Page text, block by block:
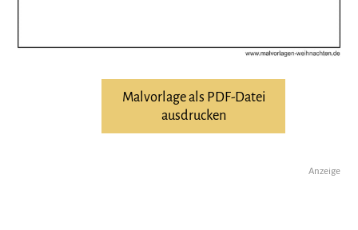
Malvorlage als PDF-Datei
ausdrucken
Anzeige